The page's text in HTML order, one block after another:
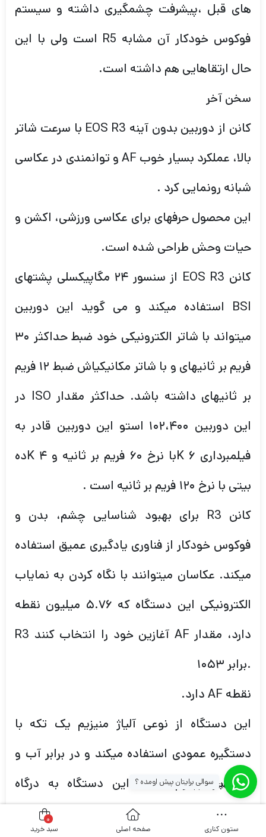
های قبل ،پیشرفت چشمگیری داشته و سیستم
فوکوس خودکار آن مشابه R5 است ولی با این
حال ارتقاهایی هم داشته است.
سخن آخر
کانن از دوربین بدون آینه EOS R3 با سرعت شاتر
بالا، عملکرد بسیار خوب AF و توانمندی در عکاسی
شبانه رونمایی کرد .
این محصول حرفهای برای عکاسی ورزشی، اکشن و
حیات وحش طراحی شده است.
کانن EOS R3 از سنسور ۲۴ مگاپیکسلی پشتهای
BSI استفاده میکند و می گوید این دوربین
میتواند با شاتر الکترونیکی خود ضبط حداکثر ۳۰
فریم بر ثانیهای و با شاتر مکانیکیاش ضبط ۱۲ فریم
بر ثانیهای داشته باشد. حداکثر مقدار ISO در
این دوربین ۱۰۲،۴۰۰ استو این دوربین قادر به
فیلمبرداری ۶ Kبا نرخ ۶۰ فریم بر ثانیه و ۴ Kده
بیتی با نرخ ۱۲۰ فریم بر ثانیه است .
کانن R3 برای بهبود شناسایی چشم، بدن و
فوکوس خودکار از فناوری یادگیری عمیق استفاده
میکند. عکاسان میتوانند با نگاه کردن به نمایاب
الکترونیکی این دستگاه که ۵.۷۶ میلیون نقطه
دارد، مقدار AF آغازین خود را انتخاب کنند R3
.برابر ۱۰۵۳
نقطه AF دارد.
این دستگاه از نوعی آلیاژ منیزیم یک تکه با
دستگیره عمودی استفاده میکند و در برابر آب و
گردوغبار مقاوم است. این دستگاه به درگاه
سیمیLAN ، وایفای، بلوتوث و USB-C مجهز
[whatsapp_buttons] سوالی برایتان پیش اومده ؟
ستون کناری صفحه اصلی
0
سبد خرید